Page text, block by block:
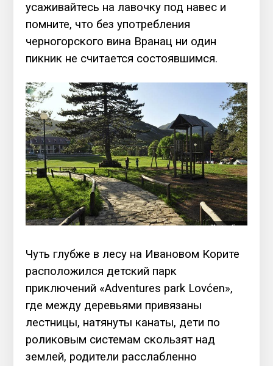
усаживайтесь на лавочку под навес и
помните, что без употребления
черногорского вина Вранац ни один
пикник не считается состоявшимся.
Чуть глубже в лесу на Ивановом Корите
расположился детский парк
приключений «Adventures park Lovćen»,
где между деревьями привязаны
лестницы, натянуты канаты, дети по
роликовым системам скользят над
землей, родители расслабленно